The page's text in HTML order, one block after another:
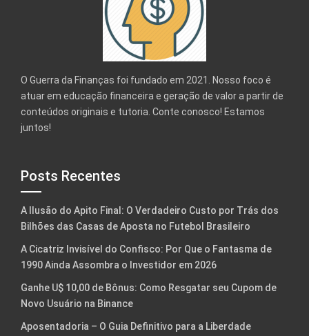
O Guerra da Finanças foi fundado em 2021. Nosso foco é
atuar em educação financeira e geração de valor a partir de
conteúdos originais e tutoria. Conte conosco! Estamos
juntos!
Posts Recentes
A Ilusão do Apito Final: O Verdadeiro Custo por Trás dos
Bilhões das Casas de Aposta no Futebol Brasileiro
A Cicatriz Invisível do Confisco: Por Que o Fantasma de
1990 Ainda Assombra o Investidor em 2026
Ganhe U$ 10,00 de Bônus: Como Resgatar seu Cupom de
Novo Usuário na Binance
Aposentadoria – O Guia Definitivo para a Liberdade